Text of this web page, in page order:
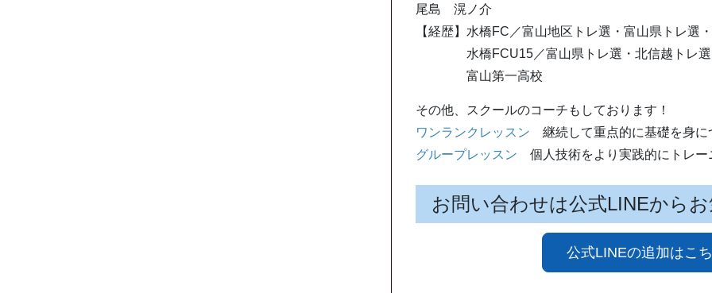
尾島 滉ノ介
【経歴】水橋FC／富山地区トレ選・富山県トレ選
水橋FCU15／富山県トレ選・北信越トレ選
富山第一高校
その他、スクールのコーチもしております！
ワンランクレッスン 継続して重点的に基礎を身に
グループレッスン
個人技術をより実践的にトレ
お問い合わせは公式LINEから
公式LINEの追加はこ